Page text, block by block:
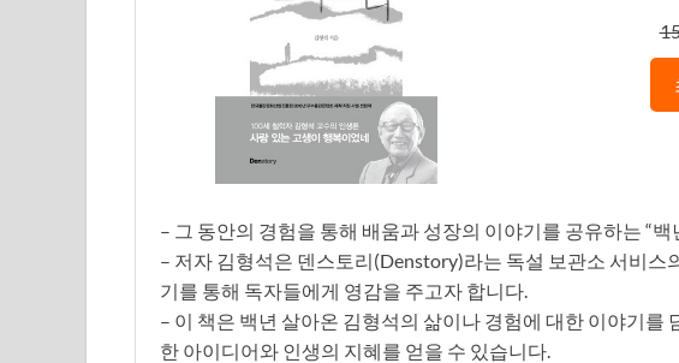
– 그 동안의 경험을 통해 배움과 성장의 이야기를 공유하는 “
– 저자 김형석은 덴스토리(Denstory)라는 독설 보관소 서비스
기를 통해 독자들에게 영감을 주고자 합니다.
– 이 책은 백년 살아온 김형석의 삶이나 경험에 대한 이야기를
한 아이디어와 인생의 지혜를 얻을 수 있습니다.